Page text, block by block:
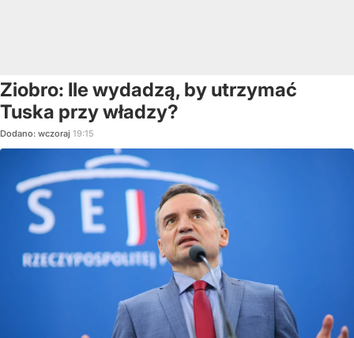
Ziobro: Ile wydadzą, by utrzymać
Tuska przy władzy?
Dodano: wczoraj 19:15